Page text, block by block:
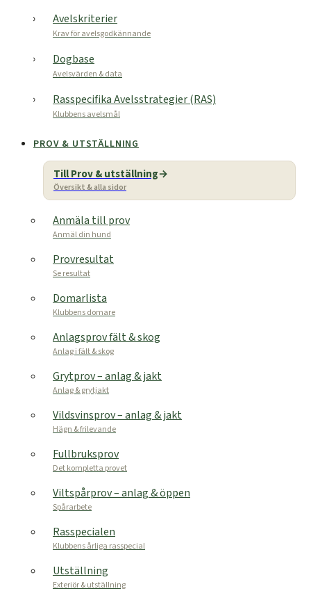
Avelskriterier
Krav för avelsgodkännande
Dogbase
Avelsvärden & data
Rasspecifika Avelsstrategier (RAS)
Klubbens avelsmål
PROV & UTSTÄLLNING
Till Prov & utställning
Översikt & alla sidor
Anmäla till prov
Anmäl din hund
Provresultat
Se resultat
Domarlista
Klubbens domare
Anlagsprov fält & skog
Anlag i fält & skog
Grytprov – anlag & jakt
Anlag & grytjakt
Vildsvinsprov – anlag & jakt
Hägn & frilevande
Fullbruksprov
Det kompletta provet
Viltspårprov – anlag & öppen
Spårarbete
Rasspecialen
Klubbens årliga rasspecial
Utställning
Exteriör & utställning